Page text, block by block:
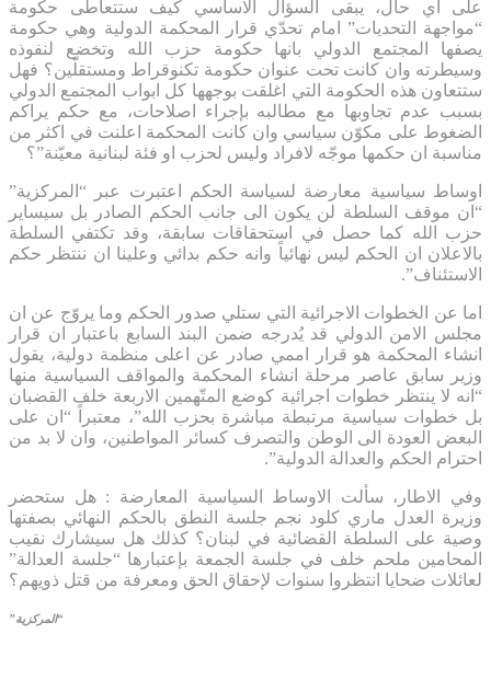
على اي حال، يبقى السؤال الاساسي كيف ستتعاطى حكومة
“مواجهة التحديات” امام تحدّي قرار المحكمة الدولية وهي حكومة
يصفها المجتمع الدولي بانها حكومة حزب الله وتخضع لنفوذه
وسيطرته وان كانت تحت عنوان حكومة تكنوقراط ومستقلّين؟ فهل
ستتعاون هذه الحكومة التي اغلقت بوجهها كل ابواب المجتمع الدولي
بسبب عدم تجاوبها مع مطالبه بإجراء اصلاحات، مع حكم يراكم
الضغوط على مكوّن سياسي وان كانت المحكمة اعلنت في اكثر من
مناسبة ان حكمها موجّه لافراد وليس لحزب او فئة لبنانية معيّنة”؟
اوساط سياسية معارضة لسياسة الحكم اعتبرت عبر “المركزية”
“ان موقف السلطة لن يكون الى جانب الحكم الصادر بل سيساير
حزب الله كما حصل في استحقاقات سابقة، وقد تكتفي السلطة
بالاعلان ان الحكم ليس نهائياً وانه حكم بدائي وعلينا ان ننتظر حكم
الاستئناف”.
اما عن الخطوات الاجرائية التي ستلي صدور الحكم وما يروّج عن ان
مجلس الامن الدولي قد يُدرجه ضمن البند السابع باعتبار ان قرار
انشاء المحكمة هو قرار اممي صادر عن اعلى منظمة دولية، يقول
وزير سابق عاصر مرحلة انشاء المحكمة والمواقف السياسية منها
“انه لا ينتظر خطوات اجرائية كوضع المتّهمين الاربعة خلف القضبان
بل خطوات سياسية مرتبطة مباشرة بحزب الله”، معتبراً “ان على
البعض العودة الى الوطن والتصرف كسائر المواطنين، وان لا بد من
احترام الحكم والعدالة الدولية”.
وفي الاطار، سألت الاوساط السياسية المعارضة : هل ستحضر
وزيرة العدل ماري كلود نجم جلسة النطق بالحكم النهائي بصفتها
وصية على السلطة القضائية في لبنان؟ كذلك هل سيشارك نقيب
المحامين ملحم خلف في جلسة الجمعة بإعتبارها “جلسة العدالة”
لعائلات ضحايا انتظروا سنوات لإحقاق الحق ومعرفة من قتل ذويهم؟
“المركزية”